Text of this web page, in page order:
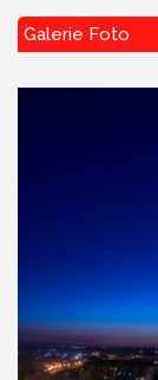
Galerie Foto